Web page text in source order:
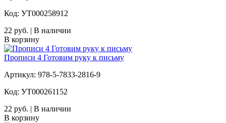
Код: УТ000258912
22 руб. | В наличии
В корзину
Прописи 4 Готовим руку к письму
Артикул: 978-5-7833-2816-9
Код: УТ000261152
22 руб. | В наличии
В корзину